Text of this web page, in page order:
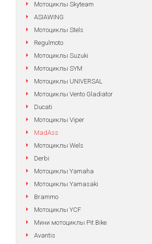
Мотоциклы Skyteam
ASIAWING
Мотоциклы Stels
Regulmoto
Мотоциклы Suzuki
Мотоциклы SYM
Мотоциклы UNIVERSAL
Мотоциклы Vento Gladiator
Ducati
Мотоциклы Viper
MadAss
Мотоциклы Wels
Derbi
Мотоциклы Yamaha
Мотоциклы Yamasaki
Brammo
Мотоциклы YCF
Мини мотоциклы Pit Bike
Avantis